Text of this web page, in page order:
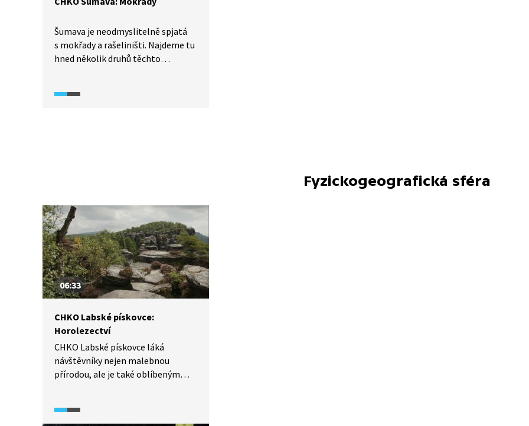
Šumava je neodmyslitelně spjatá
s mokřady a rašeliništi. Najdeme tu
hned několik druhů těchto
suchopýr, rosnatka nebo vlochyně.
Fyzickogeografická sféra
06:33
CHKO Labské pískovce:
Horolezectví
CHKO Labské pískovce láká
návštěvníky nejen malebnou
přírodou, ale je také oblíbeným
lezeckých cest různých obtížností.